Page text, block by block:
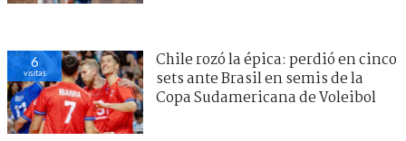
6
visitas
Chile rozó la épica: perdió en cinco
sets ante Brasil en semis de la
Copa Sudamericana de Voleibol